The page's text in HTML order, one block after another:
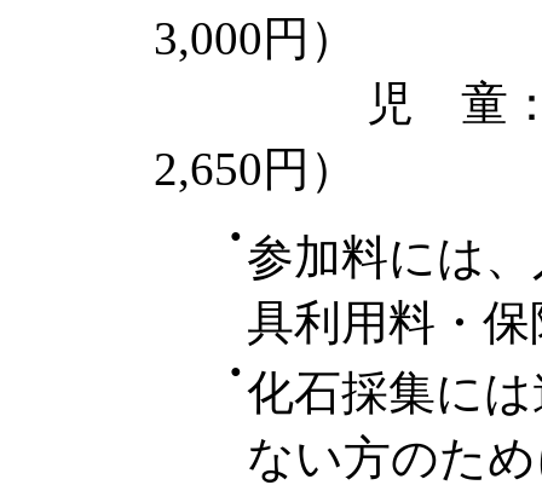
3,000円）
児 童： 800
2,650円）
● 参加料には
具利用料・
● 化石採集に
ない方のた